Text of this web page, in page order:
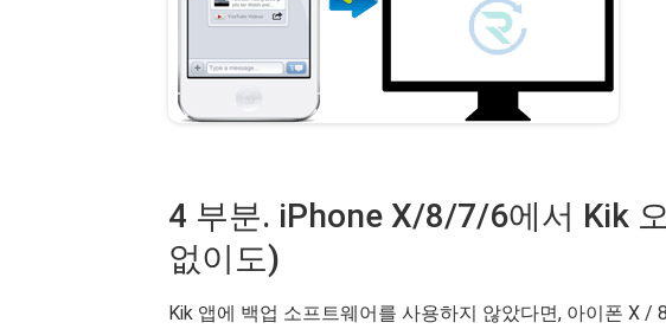
4 부분. iPhone X/8/7/6에서 Kik
없이도)
Kik 앱에 백업 소프트웨어를 사용하지 않았다면, 아이폰 X /